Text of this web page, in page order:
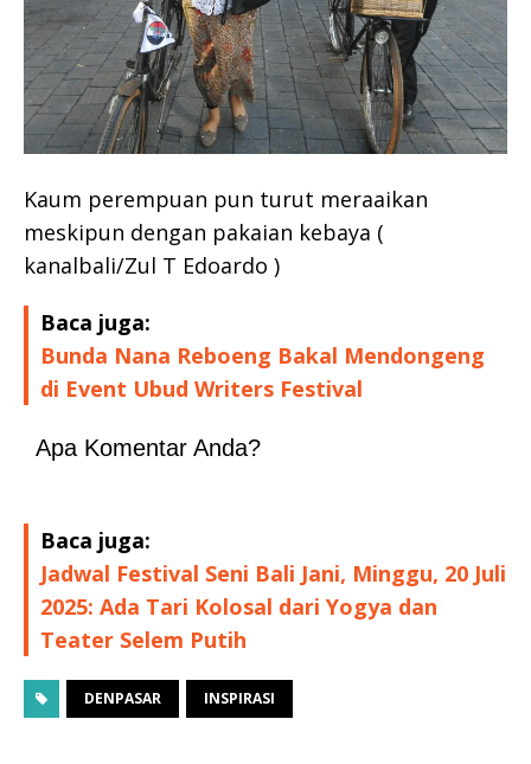
Kaum perempuan pun turut meraaikan
meskipun dengan pakaian kebaya (
kanalbali/Zul T Edoardo )
Baca juga:
Bunda Nana Reboeng Bakal Mendongeng
di Event Ubud Writers Festival
Apa Komentar Anda?
Baca juga:
Jadwal Festival Seni Bali Jani, Minggu, 20 Juli
2025: Ada Tari Kolosal dari Yogya dan
Teater Selem Putih
DENPASAR INSPIRASI